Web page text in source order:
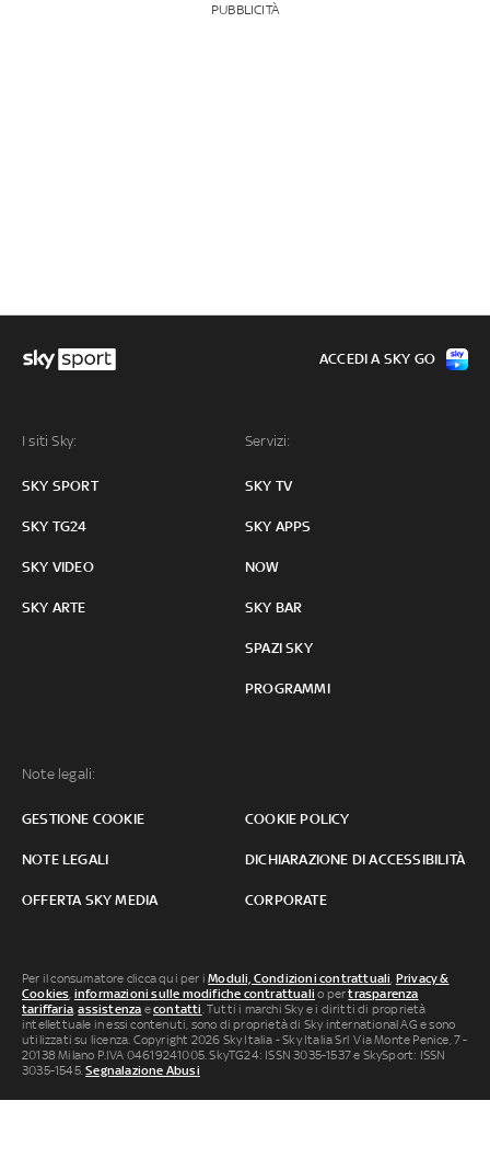
PUBBLICITÀ
I siti Sky:
SKY SPORT
SKY TG24
SKY VIDEO
SKY ARTE
Servizi:
SKY TV
SKY APPS
NOW
SKY BAR
SPAZI SKY
PROGRAMMI
Note legali:
GESTIONE COOKIE COOKIE POLICY
NOTE LEGALI DICHIARAZIONE DI ACCESSIBILITÀ
OFFERTA SKY MEDIA CORPORATE
ACCEDI A SKY GO
Per il consumatore clicca qui per iModuli, Condizioni contrattuali, Privacy &
Cookies, informazioni sulle modifiche contrattuali o pertrasparenza
tariffaria,assistenza econtatti. Tutti i marchi Sky e i diritti di proprietà
intellettuale in essi contenuti, sono di proprietà di Sky international AG e sono
utilizzati su licenza. Copyright 2026 Sky Italia - Sky Italia Srl Via Monte Penice, 7 -
20138 Milano P.IVA 04619241005. SkyTG24: ISSN 3035-1537 e SkySport: ISSN
3035-1545.Segnalazione Abusi